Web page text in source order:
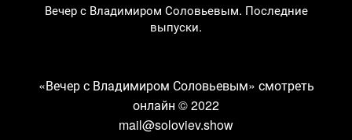
Вечер с Владимиром Соловьевым. Последние
выпуски.
«Вечер с Владимиром Соловьевым» смотреть
онлайн © 2022
mail@soloviev.show